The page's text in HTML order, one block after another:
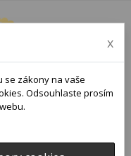
x
se zákony na vaše
Odsouhlaste prosím